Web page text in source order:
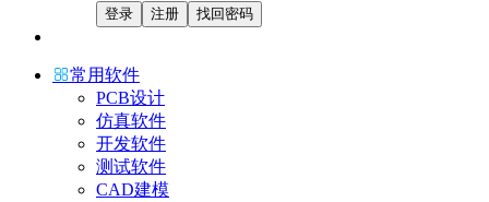
登录 注册 找回密码
常用软件
PCB设计
仿真软件
开发软件
测试软件
CAD建模